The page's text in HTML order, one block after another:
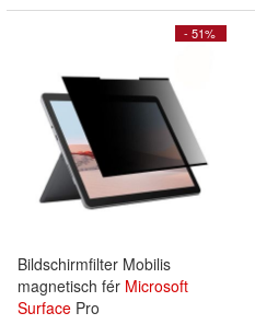
- 51%
Bildschirmfilter Mobilis
magnetisch fér Microsoft
Surface Pro